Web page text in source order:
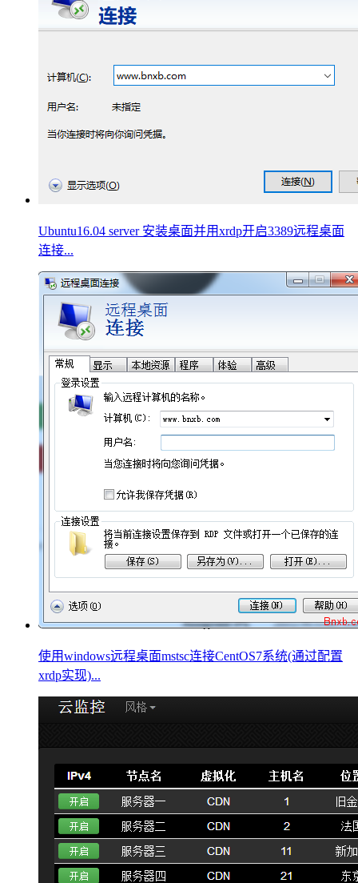
Ubuntu16.04 server 安装桌面并用xrdp开启3389远程桌面
连接...
使用windows远程桌面mstsc连接CentOS7系统(通过配置
xrdp实现)...